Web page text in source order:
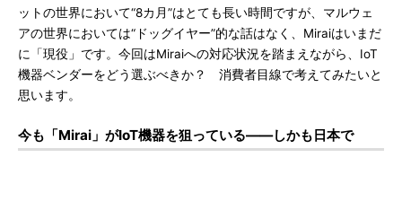
ットの世界において“8カ月”はとても長い時間ですが、マルウェ
アの世界においては“ドッグイヤー”的な話はなく、Miraiはいまだ
に「現役」です。今回はMiraiへの対応状況を踏まえながら、IoT
機器ベンダーをどう選ぶべきか？ 消費者目線で考えてみたいと
思います。
今も「Mirai」がIoT機器を狙っている――しかも日本で